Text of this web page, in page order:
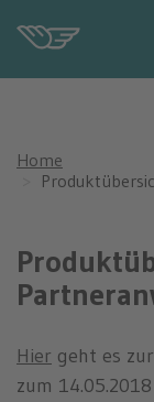
Home
Hier geht es
zum 14.05.2018